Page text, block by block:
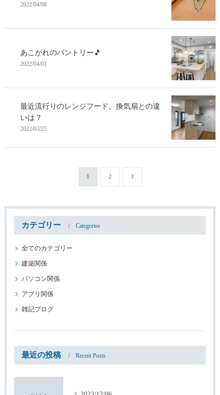
2022/04/08
あこがれのパントリー🎵
2022/04/01
最近流行りのレンジフード。換気扇との違
いは？
2022/03/25
1 2 3
カテゴリー Categories
全てのカテゴリー
建築関係
パソコン関係
アプリ関係
雑記ブログ
最近の投稿 Recent Posts